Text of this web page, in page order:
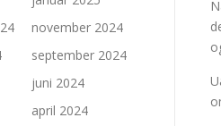
november 2024
september 2024
juni 2024
april 2024